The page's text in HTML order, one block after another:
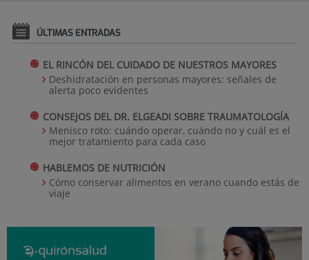
ÚLTIMAS ENTRADAS
EL RINCÓN DEL CUIDADO DE NUESTROS MAYORES
Deshidratación en personas mayores: señales de
alerta poco evidentes
CONSEJOS DEL DR. ELGEADI SOBRE TRAUMATOLOGÍA
Menisco roto: cuándo operar, cuándo no y cuál es el
mejor tratamiento para cada caso
HABLEMOS DE NUTRICIÓN
Cómo conservar alimentos en verano cuando estás de
viaje